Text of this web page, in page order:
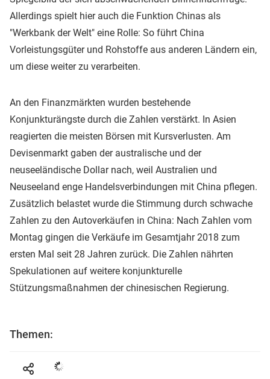
Allerdings spielt hier auch die Funktion Chinas als
"Werkbank der Welt" eine Rolle: So führt China
Vorleistungsgüter und Rohstoffe aus anderen Ländern ein,
um diese weiter zu verarbeiten.
An den Finanzmärkten wurden bestehende
Konjunkturängste durch die Zahlen verstärkt. In Asien
reagierten die meisten Börsen mit Kursverlusten. Am
Devisenmarkt gaben der australische und der
neuseeländische Dollar nach, weil Australien und
Neuseeland enge Handelsverbindungen mit China pflegen.
Zusätzlich belastet wurde die Stimmung durch schwache
Zahlen zu den Autoverkäufen in China: Nach Zahlen vom
Montag gingen die Verkäufe im Gesamtjahr 2018 zum
ersten Mal seit 28 Jahren zurück. Die Zahlen nährten
Spekulationen auf weitere konjunkturelle
Stützungsmaßnahmen der chinesischen Regierung.
Themen: